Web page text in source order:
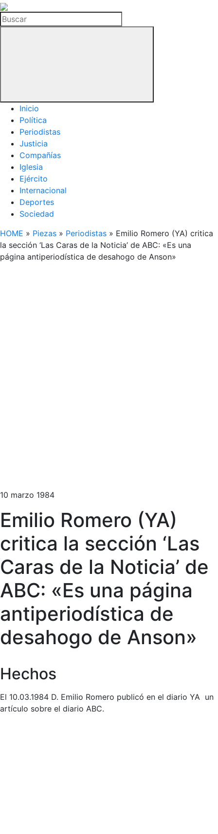
La
Hemeroteca
del
Buscar
Inicio
Política
Periodistas
Justicia
Compañías
Iglesia
Ejército
Internacional
Deportes
Sociedad
HOME » Piezas » Periodistas » Emilio Romero (YA) critica
la sección ‘Las Caras de la Noticia’ de ABC: «Es una
página antiperiodística de desahogo de Anson»
10 marzo 1984
Emilio Romero (YA)
critica la sección ‘Las
Caras de la Noticia’ de
ABC: «Es una página
antiperiodística de
desahogo de Anson»
Hechos
El 10.03.1984 D. Emilio Romero publicó en el diario YA un
artículo sobre el diario ABC.